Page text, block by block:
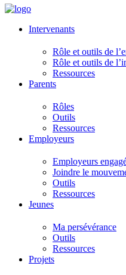
Intervenants
Rôle et outils de
Rôle et outils de
Ressources
Parents
Rôles
Outils
Ressources
Employeurs
Employeurs
Joindre le
Outils
Ressources
Jeunes
Ma persévérance
Outils
Ressources
Projets